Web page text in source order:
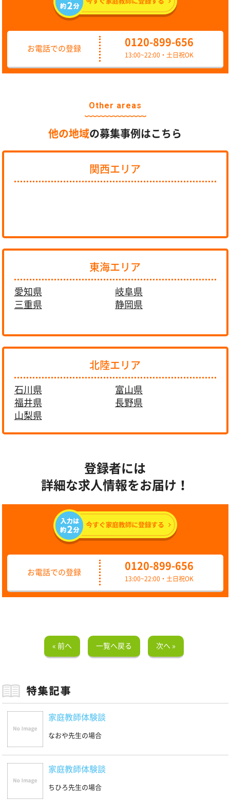
お電話での登録
0120-899-656
13:00~22:00・土日祝OK
Other areas
他の地域の募集事例はこちら
関西エリア
東海エリア
愛知県
岐阜県
三重県
静岡県
北陸エリア
石川県
富山県
福井県
長野県
山梨県
登録者には
詳細な求人情報をお届け！
お電話での登録
0120-899-656
13:00~22:00・土日祝OK
« 前へ 一覧へ戻る 次へ »
家庭教師体験談
なおや先生の場合
家庭教師体験談
ちひろ先生の場合